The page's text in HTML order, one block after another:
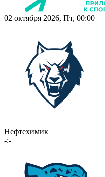
02 октября 2026, Пт, 00:00
Нефтехимик
-:-